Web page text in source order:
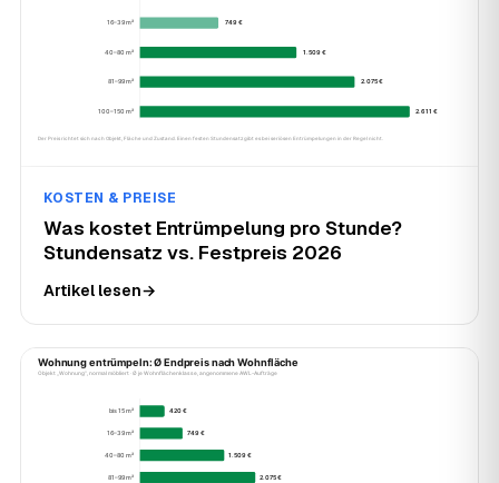
KOSTEN & PREISE
Was kostet Entrümpelung pro Stunde?
Stundensatz vs. Festpreis 2026
Artikel lesen→